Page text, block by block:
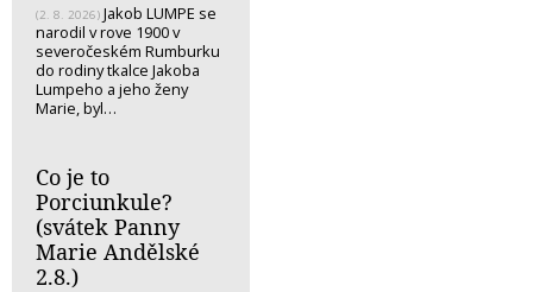
(2. 8. 2026) Jakob LUMPE se
narodil v rove 1900 v
severočeském Rumburku
do rodiny tkalce Jakoba
Lumpeho a jeho ženy
Marie, byl…
Co je to
Porciunkule?
(svátek Panny
Marie Andělské
2.8.)